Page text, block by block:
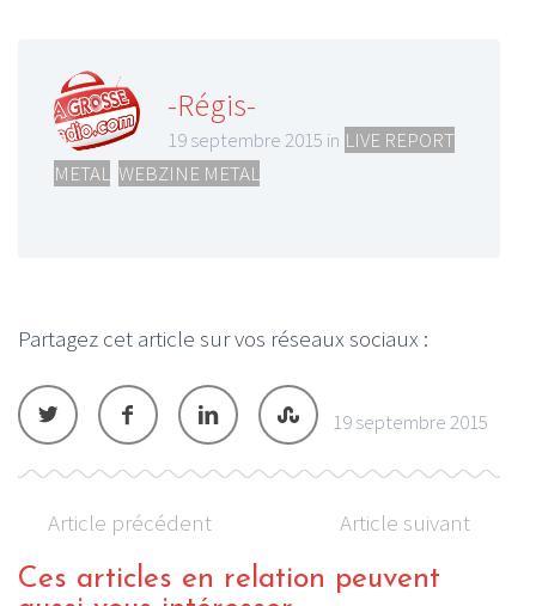
-Régis-
19 septembre 2015 in LIVE REPORT
METAL WEBZINE METAL
Partagez cet article sur vos réseaux sociaux :
19 septembre 2015
Article précédent Article suivant
Ces articles en relation peuvent